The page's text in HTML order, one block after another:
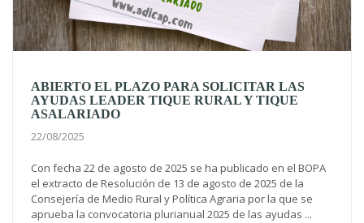
ABIERTO EL PLAZO PARA SOLICITAR LAS
AYUDAS LEADER TIQUE RURAL Y TIQUE
ASALARIADO
22/08/2025
Con fecha 22 de agosto de 2025 se ha publicado en el BOPA
el extracto de Resolución de 13 de agosto de 2025 de la
Consejería de Medio Rural y Política Agraria por la que se
aprueba la convocatoria plurianual 2025 de las ayudas ...